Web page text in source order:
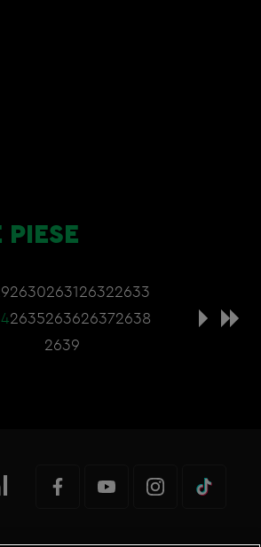
PIESE
2630263126322633
2635263626372638
2639